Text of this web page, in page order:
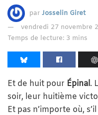
par Josselin Giret
vendredi 27 novembre
Temps de lecture: 3 mins
Et de huit pour Épinal.
soir, leur huitième
Et pas n’importe où,